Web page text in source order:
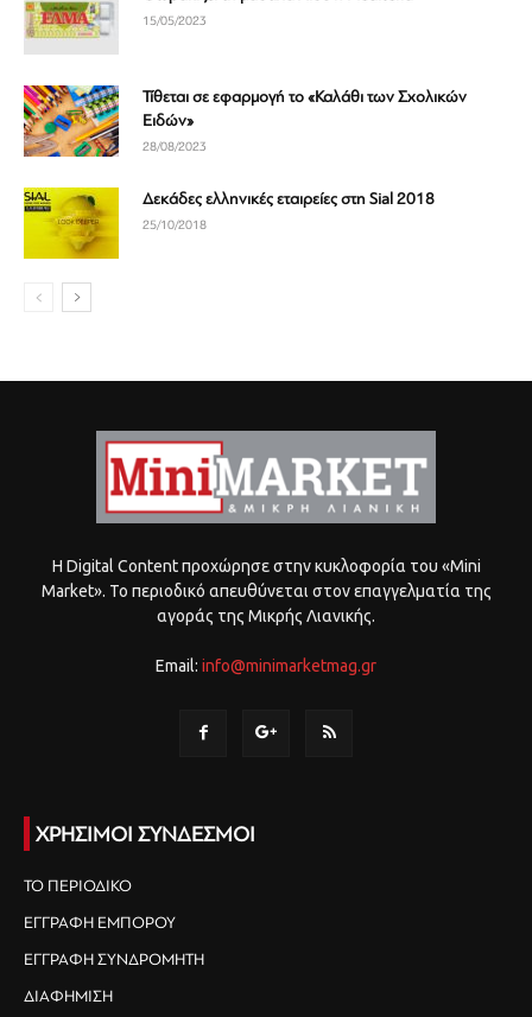
15/05/2023
Τίθεται σε εφαρμογή το «Καλάθι των Σχολικών
Ειδών»
28/08/2023
Δεκάδες ελληνικές εταιρείες στη Sial 2018
25/10/2018
Η Digital Content προχώρησε στην κυκλοφορία του «Mini
Market». Το περιοδικό απευθύνεται στον επαγγελματία της
αγοράς της Μικρής Λιανικής.
Email: info@minimarketmag.gr
ΧΡΗΣΙΜΟΙ ΣΥΝΔΕΣΜΟΙ
ΤΟ ΠΕΡΙΟΔΙΚΟ
ΕΓΓΡΑΦΗ ΕΜΠΟΡΟΥ
ΕΓΓΡΑΦΗ ΣΥΝΔΡΟΜΗΤΗ
ΔΙΑΦΗΜΙΣΗ